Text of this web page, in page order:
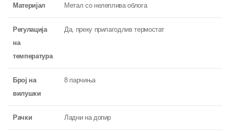
Материјал Метал со нелеплива облога
Регулација
на
температура
Да, преку прилагодлив термостат
Број на
вилушки
8 парчиња
Рачки Ладни на допир